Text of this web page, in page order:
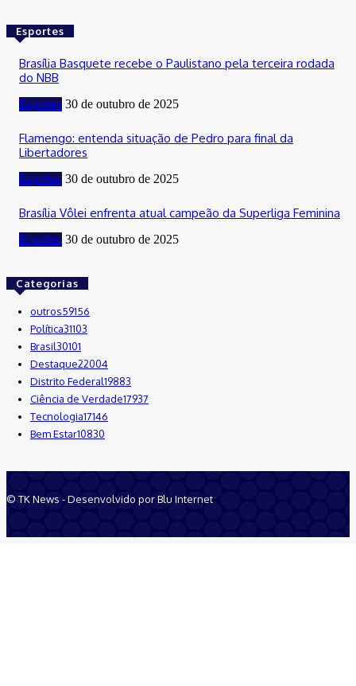
Esportes
Brasília Basquete recebe o Paulistano pela terceira rodada
do NBB
Esportes 30 de outubro de 2025
Flamengo: entenda situação de Pedro para final da
Libertadores
Esportes 30 de outubro de 2025
Brasília Vôlei enfrenta atual campeão da Superliga Feminina
Esportes 30 de outubro de 2025
Categorias
outros59156
Política31103
Brasil30101
Destaque22004
Distrito Federal19883
Ciência de Verdade17937
Tecnologia17146
Bem Estar10830
© TK News - Desenvolvido por Blu Internet